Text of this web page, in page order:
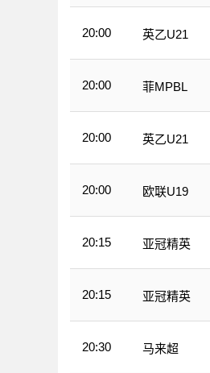
20:00 英乙U21
20:00 菲MPBL
20:00 英乙U21
20:00 欧联U19
20:15 亚冠精英
20:15 亚冠精英
20:30 马来超